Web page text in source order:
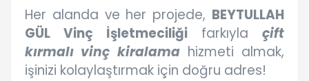
Her alanda ve her projede, BEYTULLAH
GÜL Vinç İşletmeciliği farkıyla çift
kırmalı vinç kiralamahizmeti almak,
işinizi kolaylaştırmak için doğru adres!